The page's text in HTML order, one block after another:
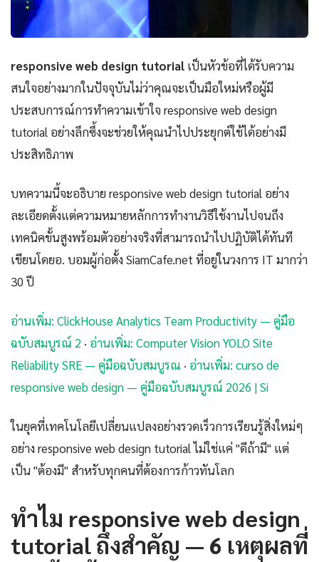
responsive web design tutorial เป็นหัวข้อที่ได้รับความ
สนใจอย่างมากในปัจจุบันไม่ว่าคุณจะเป็นมือใหม่หรือผู้มี
ประสบการณ์การทำความเข้าใจ responsive web design
tutorial อย่างลึกซึ้งจะช่วยให้คุณนำไปประยุกต์ใช้ได้อย่างมี
ประสิทธิภาพ
บทความนี้จะอธิบาย responsive web design tutorial อย่าง
ละเอียดตั้งแต่ความหมายหลักการทำงานวิธีใช้งานไปจนถึง
เทคนิคขั้นสูงพร้อมตัวอย่างจริงที่สามารถนำไปปฏิบัติได้ทันที
เขียนโดยอ. บอมผู้ก่อตั้ง SiamCafe.net ที่อยู่ในวงการ IT มากว่า
30 ปี
อ่านเพิ่ม: ClickHouse Analytics Team Productivity — คู่มือ
ฉบับสมบูรณ์ 2 · อ่านเพิ่ม: Computer Vision YOLO Site
Reliability SRE — คู่มือฉบับสมบูรณ · อ่านเพิ่ม: curso de
responsive web design — คู่มือฉบับสมบูรณ์ 2026 | Si
ในยุคที่เทคโนโลยีเปลี่ยนแปลงอย่างรวดเร็วการเรียนรู้สิ่งใหม่ๆ
อย่าง responsive web design tutorial ไม่ใช่แค่ "ดีถ้ามี" แต่
เป็น "ต้องมี" สำหรับทุกคนที่ต้องการก้าวทันโลก
ทำไม responsive web design
tutorial ถึงสำคัญ — 6 เหตุผลที่